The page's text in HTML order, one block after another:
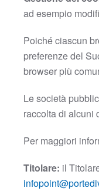
ad esempio
Poiché ciascun
preferenze del
browser più
Le società
raccolta di alcuni
Per maggiori
Titolare: il